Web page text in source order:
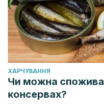
ХАРЧУВАННЯ
Чи можна
консервах?